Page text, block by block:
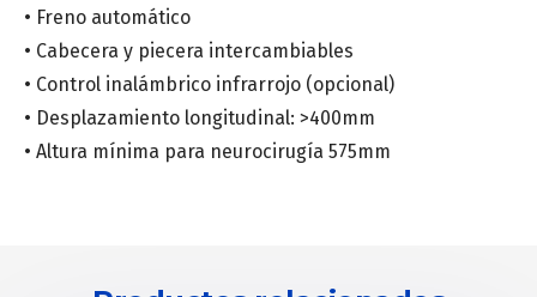
Mensaje
• Freno automático
• Cabecera y piecera intercambiables
• Control inalámbrico infrarrojo (opcional)
• Desplazamiento longitudinal: >400mm
• Altura mínima para neurocirugía 575mm